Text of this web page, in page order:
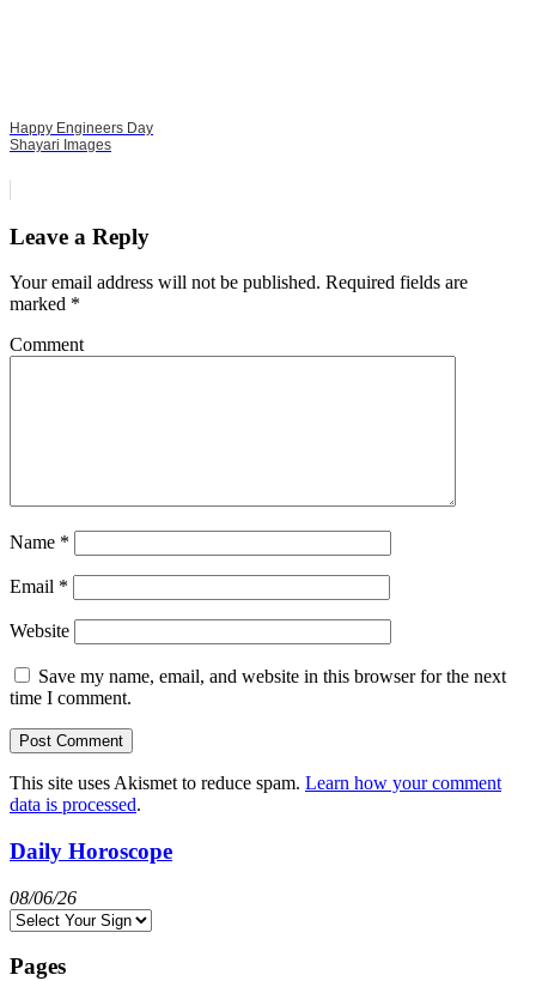
Happy Engineers Day
Shayari Images
Leave a Reply
Your email address will not be published. Required fields are
marked *
Comment
Name *
Email *
Website
Save my name, email, and website in this browser for the next
time I comment.
This site uses Akismet to reduce spam. Learn how your comment
data is processed.
Daily Horoscope
08/06/26
Pages